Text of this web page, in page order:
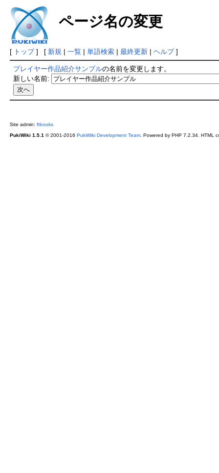
ページ名の変更
[ トップ] [ 新規 | 一覧| 単語検索| 最終更新| ヘルプ]
プレイヤー作品紹介サンプルの名前を変更します。
新しい名前:
Site admin: ftbooks
PukiWiki 1.5.1 © 2001-2016 PukiWiki Development Team. Powered by PHP 7.2.34. HTML